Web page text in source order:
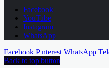
Facebook
YouTube
Instagram
WhatsApp
Facebook Pinterest WhatsApp
Back to top button